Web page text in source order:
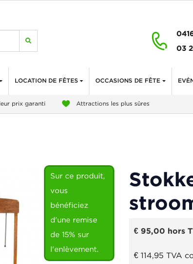
03
LOCATION DE FÊTES OCCASIONS DE FÊTE
prix garanti Attractions les plus sûres
Sur ce produit,
vous
bénéficiez
d'une remise
de 15% sur
l'enlèvement.
€ 95,00 hors
€ 114,95 TVA